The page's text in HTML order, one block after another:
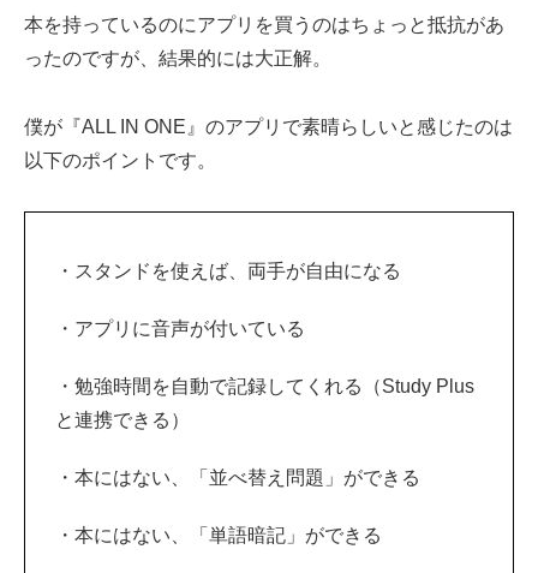
本を持っているのにアプリを買うのはちょっと抵抗があ
ったのですが、結果的には大正解。
僕が『ALL IN ONE』のアプリで素晴らしいと感じたのは
以下のポイントです。
・スタンドを使えば、両手が自由になる
・アプリに音声が付いている
・勉強時間を自動で記録してくれる（Study Plus
と連携できる）
・本にはない、「並べ替え問題」ができる
・本にはない、「単語暗記」ができる